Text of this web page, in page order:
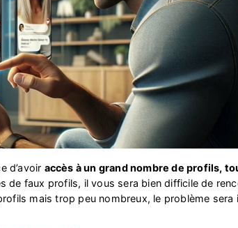
d’avoir accès à un grand nombre de profils,
de faux profils, il vous sera bien difficile de
mais trop peu nombreux, le problème sera